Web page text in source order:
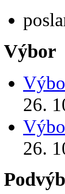
Výbor
26.
26.